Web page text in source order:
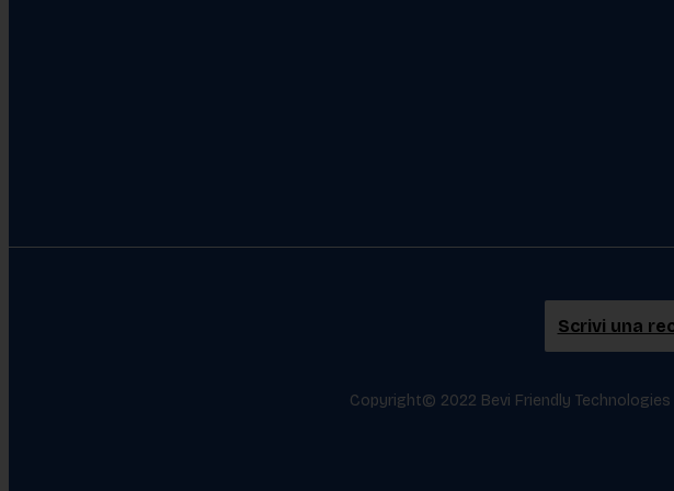
Scrivi una
Copyright© 2022 Bevi Friendly Technologies